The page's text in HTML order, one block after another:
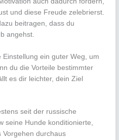
und diese Freude zelebrierst.
beitragen, dass du
angehst.
ein guter Weg, um
du die Vorteile bestimmter
es dir leichter, dein Ziel
seit der russische
seine Hunde konditionierte,
Vorgehen durchaus